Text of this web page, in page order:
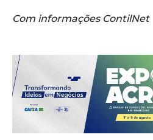
Com informações ContilNet